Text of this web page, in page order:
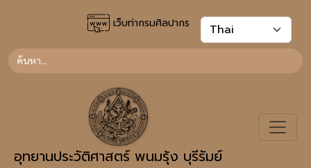
เว็บท่ากรมศิลปากร
อุทยานประวัติศาสตร์ พนมรุ้ง บุรีรัมย์